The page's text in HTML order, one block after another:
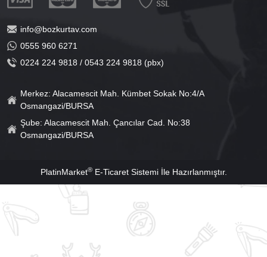
info@bozkurtav.com
0555 960 6271
0224 224 9818 / 0543 224 9818 (pbx)
Merkez: Alacamescit Mah. Kümbet Sokak No:4/A
Osmangazi/BURSA
Şube: Alacamescit Mah. Çancılar Cad. No:38
Osmangazi/BURSA
PlatinMarket®E-Ticaret Sistemiİle Hazırlanmıştır.